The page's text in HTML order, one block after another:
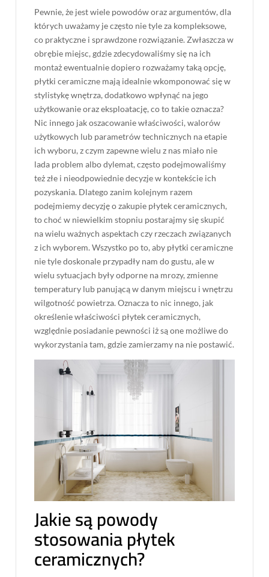
Pewnie, że jest wiele powodów oraz argumentów, dla
których uważamy je często nie tyle za kompleksowe,
co praktyczne i sprawdzone rozwiązanie. Zwłaszcza w
obrębie miejsc, gdzie zdecydowaliśmy się na ich
montaż ewentualnie dopiero rozważamy taką opcję,
płytki ceramiczne mają idealnie wkomponować się w
stylistykę wnętrza, dodatkowo wpłynąć na jego
użytkowanie oraz eksploatację, co to takie oznacza?
Nic innego jak oszacowanie właściwości, walorów
użytkowych lub parametrów technicznych na etapie
ich wyboru, z czym zapewne wielu z nas miało nie
lada problem albo dylemat, często podejmowaliśmy
też złe i nieodpowiednie decyzje w kontekście ich
pozyskania. Dlatego zanim kolejnym razem
podejmiemy decyzję o zakupie płytek ceramicznych,
to choć w niewielkim stopniu postarajmy się skupić
na wielu ważnych aspektach czy rzeczach związanych
z ich wyborem. Wszystko po to, aby płytki ceramiczne
nie tyle doskonale przypadły nam do gustu, ale w
wielu sytuacjach były odporne na mrozy, zmienne
temperatury lub panującą w danym miejscu i wnętrzu
wilgotność powietrza. Oznacza to nic innego, jak
określenie właściwości płytek ceramicznych,
względnie posiadanie pewności iż są one możliwe do
wykorzystania tam, gdzie zamierzamy na nie postawić.
Jakie są powody
stosowania płytek
ceramicznych?